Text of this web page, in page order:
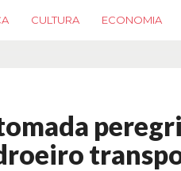
CULTURA ECONOMIA